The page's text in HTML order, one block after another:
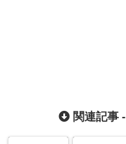
関連記事 -